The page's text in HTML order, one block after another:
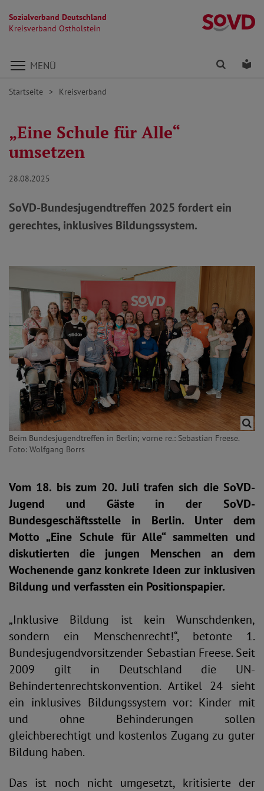
Sozialverband Deutschland
Kreisverband Ostholstein
Direkt zu den Inhalten springen
MENÜ Finden
Startseite Kreisverband
„Eine Schule für Alle“
umsetzen
28.08.2025
SoVD-Bundesjugendtreffen 2025 fordert ein
gerechtes, inklusives Bildungssystem.
Beim Bundesjugendtreffen in Berlin; vorne re.: Sebastian Freese.
Foto: Wolfgang Borrs
Vom 18. bis zum 20. Juli trafen sich die SoVD-
Jugend und Gäste in der SoVD-
Bundesgeschäftsstelle in Berlin. Unter dem
Motto „Eine Schule für Alle“ sammelten und
diskutierten die jungen Menschen an dem
Wochenende ganz konkrete Ideen zur inklusiven
Bildung und verfassten ein Positionspapier.
„Inklusive Bildung ist kein Wunschdenken,
sondern ein Menschenrecht!“, betonte 1.
Bundesjugendvorsitzender Sebastian Freese. Seit
2009 gilt in Deutschland die UN-
Behindertenrechtskonvention. Artikel 24 sieht
ein inklusives Bildungssystem vor: Kinder mit
und ohne Behinderungen sollen
gleichberechtigt und kostenlos Zugang zu guter
Bildung haben.
Das ist noch nicht umgesetzt, kritisierte der